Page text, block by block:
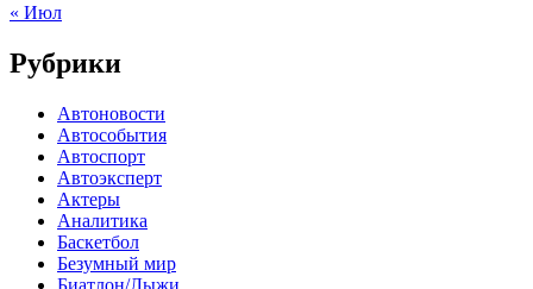
« Июл
Рубрики
Автоновости
Автособытия
Автоспорт
Автоэксперт
Актеры
Аналитика
Баскетбол
Безумный мир
Биатлон/Лыжи